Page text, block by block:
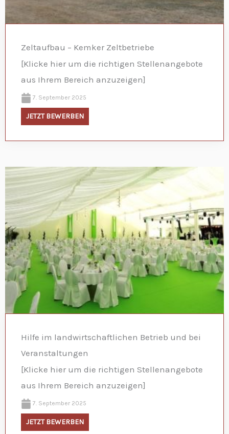
Zeltaufbau – Kemker Zeltbetriebe
[Klicke hier um die richtigen Stellenangebote
aus Ihrem Bereich anzuzeigen]
7. September 2025
JETZT BEWERBEN
Hilfe im landwirtschaftlichen Betrieb und bei
Veranstaltungen
[Klicke hier um die richtigen Stellenangebote
aus Ihrem Bereich anzuzeigen]
7. September 2025
JETZT BEWERBEN